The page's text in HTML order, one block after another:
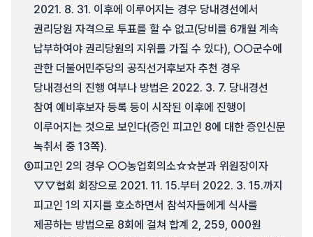
2021. 8. 31. 이후에 이루어지는 경우 당내경선에서
권리당원 자격으로 투표를 할 수 없고(당비를 6개월 계속
납부하여야 권리당원의 지위를 가질 수 있다), ○○군수에
관한 더불어민주당의 공직선거후보자 추천 경우
당내경선의 진행 여부나 방법은 2022. 3. 7. 당내경선
참여 예비후보자 등록 등이 시작된 이후에 진행이
이루어지는 것으로 보인다(증인 피고인 8에 대한 증인신문
녹취서 중 13쪽).
⑤피고인 2의 경우 ○○농업회의소☆☆분과 위원장이자
▽▽협회 회장으로 2021. 11. 15.부터 2022. 3. 15.까지
피고인 1의 지지를 호소하면서 참석자들에게 식사를
제공하는 방법으로 8회에 걸쳐 합계 2, 259, 000원